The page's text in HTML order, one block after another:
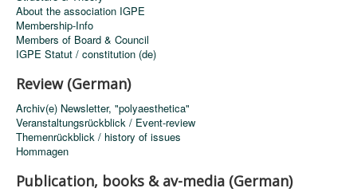
About the association IGPE
Membership-Info
Members of Board & Council
IGPE Statut / constitution (de)
Review (German)
Archiv(e) Newsletter, "polyaesthetica"
Veranstaltungsrückblick / Event-review
Themenrückblick / history of issues
Hommagen
Publication, books & av-media (German)